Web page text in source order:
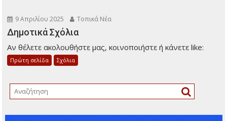
9 Απριλίου 2025 Τοπικά Νέα
Δημοτικά Σχόλια
Αν θέλετε ακολουθήστε μας, κοινοποιήστε ή κάνετε like:
Πρώτη σελίδα Σχόλια